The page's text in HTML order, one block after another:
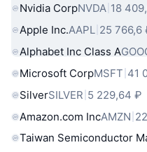
Nvidia CorpNVDA 18
Apple Inc.AAPL 25 766,6
Alphabet Inc Class A
Microsoft CorpMSFT 41
SilverSILVER 5 229,64 ₽
Amazon.com IncAMZN
Taiwan Semiconductor